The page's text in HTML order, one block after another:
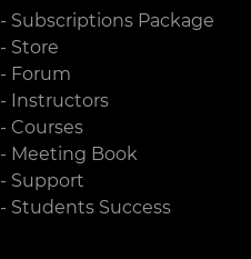
- Subscriptions Package
- Store
- Forum
- Instructors
- Courses
- Meeting Book
- Support
- Students Success